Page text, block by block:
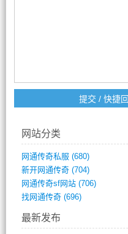
网站分类
网通传奇私服 (680)
新开网通传奇(704)
网通传奇sf网站(706)
找网通传奇(696)
最新发布